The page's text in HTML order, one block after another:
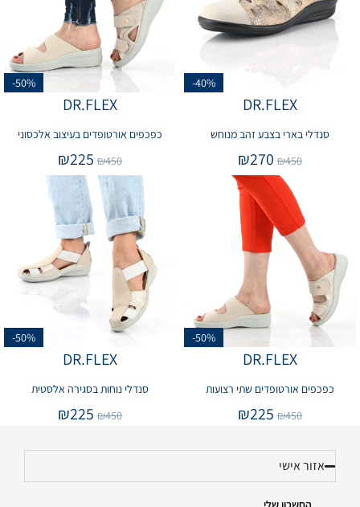
-40%
DR.FLEX
סנדלי בארי בצבע זהב מנוחש
₪450
₪270
-50%
DR.FLEX
כפכפים אורטופדים בעיצוב אלכסוני
₪450
₪225
-50%
DR.FLEX
כפכפים אורטופדים שתי רצועות
₪450
₪225
-50%
DR.FLEX
סנדלי נוחות בסגירה אלסטית
₪450
₪225
אזור אישי